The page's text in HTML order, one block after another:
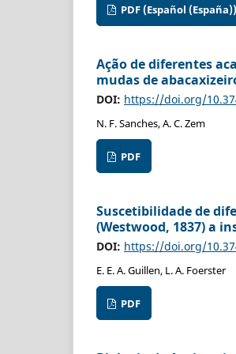
PDF (Español (España))
Ação de diferentes
mudas de
DOI: https://doi.org/
N. F. Sanches, A. C. Zem
PDF
Suscetibilidade de
(Westwood, 1837) a
DOI: https://doi.org/
E. E. A. Guillen, L. A. Foerster
PDF